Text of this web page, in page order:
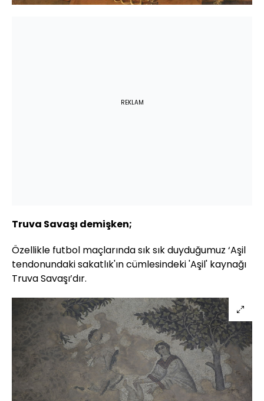
REKLAM
Truva Savaşı demişken;
Özellikle futbol maçlarında sık sık duyduğumuz ‘Aşil
tendonundaki sakatlık'ın cümlesindeki 'Aşil' kaynağı
Truva Savaşı’dır.